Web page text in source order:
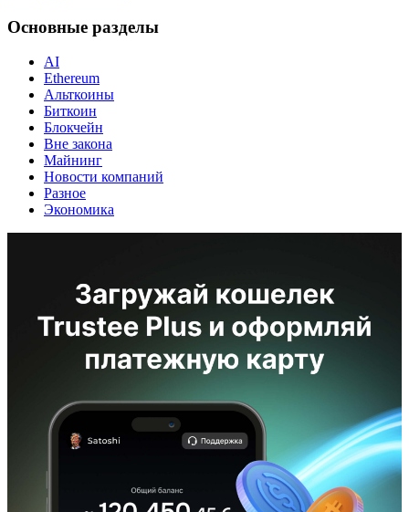
Основные разделы
AI
Ethereum
Альткоины
Биткоин
Блокчейн
Вне закона
Майнинг
Новости компаний
Разное
Экономика